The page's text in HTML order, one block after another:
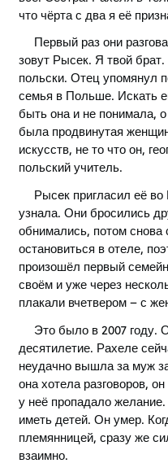
что чёрта с два я её
Первый раз они
зовут Рысек. Я твой
польски. Отец упомянул
семья в Польше. Искать
быть она и не понимала,
была продвинутая
искусств, не то что он,
польский учитель.
Рысeк пригласил её
узнала. Они бросились
обнимались, потом
остановиться в отеле,
произошёл первый
своём и уже через
плакали вчетвером – с
Это было в 2007 году.
десятилетие. Рахеле
неудачно вышла за муж
она хотела разговоров,
у неё пропадало
иметь детей. Он умер.
племянницей, сразу же
взаимно.